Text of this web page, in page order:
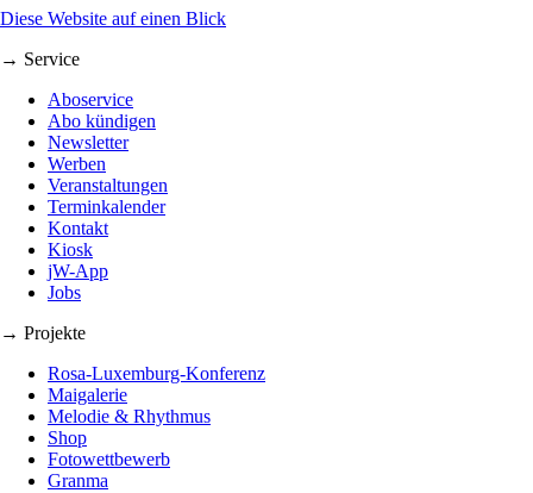
Diese Website auf einen Blick
→ Service
Aboservice
Abo kündigen
Newsletter
Werben
Veranstaltungen
Terminkalender
Kontakt
Kiosk
jW-App
Jobs
→ Projekte
Rosa-Luxemburg-Konferenz
Maigalerie
Melodie & Rhythmus
Shop
Fotowettbewerb
Granma